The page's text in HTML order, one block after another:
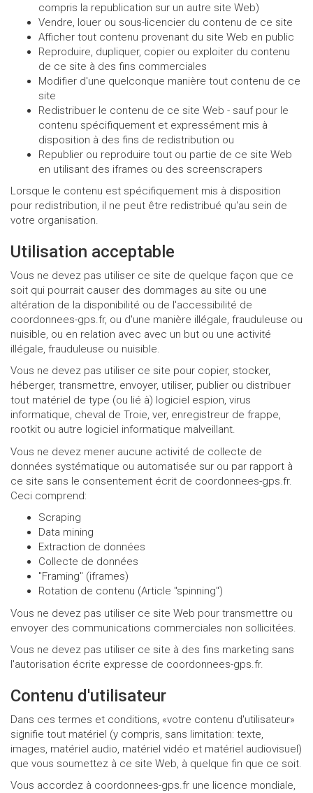
compris la republication sur un autre site Web)
Vendre, louer ou sous-licencier du contenu de ce site
Afficher tout contenu provenant du site Web en public
Reproduire, dupliquer, copier ou exploiter du contenu
de ce site à des fins commerciales
Modifier d'une quelconque manière tout contenu de ce
site
Redistribuer le contenu de ce site Web - sauf pour le
contenu spécifiquement et expressément mis à
disposition à des fins de redistribution ou
Republier ou reproduire tout ou partie de ce site Web
en utilisant des iframes ou des screenscrapers
Lorsque le contenu est spécifiquement mis à disposition
pour redistribution, il ne peut être redistribué qu'au sein de
votre organisation.
Utilisation acceptable
Vous ne devez pas utiliser ce site de quelque façon que ce
soit qui pourrait causer des dommages au site ou une
altération de la disponibilité ou de l'accessibilité de
coordonnees-gps.fr, ou d'une manière illégale, frauduleuse ou
nuisible, ou en relation avec avec un but ou une activité
illégale, frauduleuse ou nuisible.
Vous ne devez pas utiliser ce site pour copier, stocker,
héberger, transmettre, envoyer, utiliser, publier ou distribuer
tout matériel de type (ou lié à) logiciel espion, virus
informatique, cheval de Troie, ver, enregistreur de frappe,
rootkit ou autre logiciel informatique malveillant.
Vous ne devez mener aucune activité de collecte de
données systématique ou automatisée sur ou par rapport à
ce site sans le consentement écrit de coordonnees-gps.fr.
Ceci comprend:
Scraping
Data mining
Extraction de données
Collecte de données
"Framing" (iframes)
Rotation de contenu (Article "spinning")
Vous ne devez pas utiliser ce site Web pour transmettre ou
envoyer des communications commerciales non sollicitées.
Vous ne devez pas utiliser ce site à des fins marketing sans
l'autorisation écrite expresse de coordonnees-gps.fr.
Contenu d'utilisateur
Dans ces termes et conditions, «votre contenu d'utilisateur»
signifie tout matériel (y compris, sans limitation: texte,
images, matériel audio, matériel vidéo et matériel audiovisuel)
que vous soumettez à ce site Web, à quelque fin que ce soit.
Vous accordez à coordonnees-gps.fr une licence mondiale,